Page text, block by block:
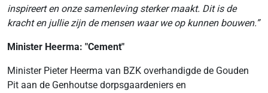
inspireert en onze samenleving sterker maakt. Dit is de
kracht en jullie zijn de mensen waar we op kunnen bouwen.”
Minister Heerma: "Cement"
Minister Pieter Heerma van BZK overhandigde de Gouden
Pit aan de Genhoutse dorpsgaardeniers en